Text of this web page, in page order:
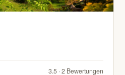
3.5 · 2 Bewertungen